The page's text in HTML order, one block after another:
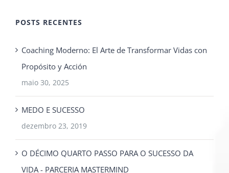
POSTS RECENTES
Coaching Moderno: El Arte de Transformar Vidas con
Propósito y Acción
maio 30, 2025
MEDO E SUCESSO
dezembro 23, 2019
O DÉCIMO QUARTO PASSO PARA O SUCESSO DA
VIDA - PARCERIA MASTERMIND